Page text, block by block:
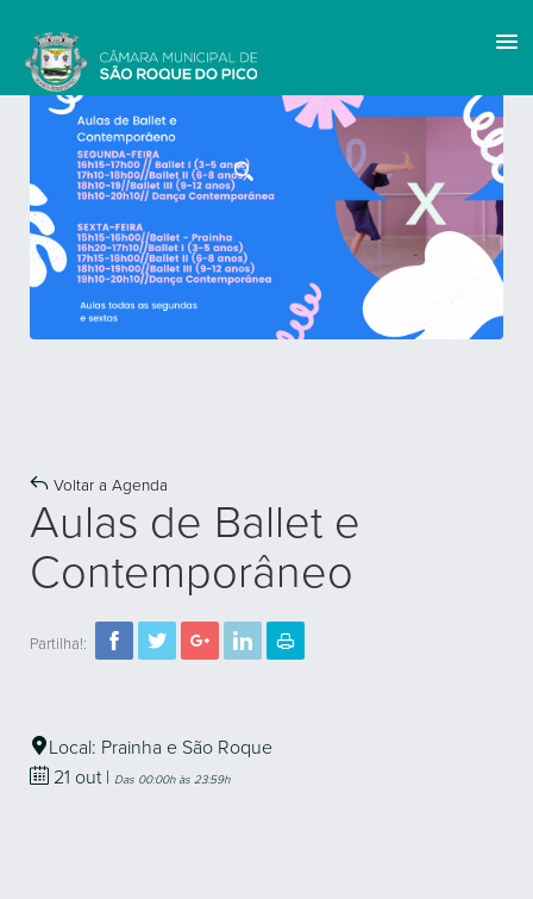
Voltar a Agenda
Aulas de Ballet e
Contemporâneo
Partilha!:
Local: Prainha e São Roque
21 out| Das 00:00h às 23:59h